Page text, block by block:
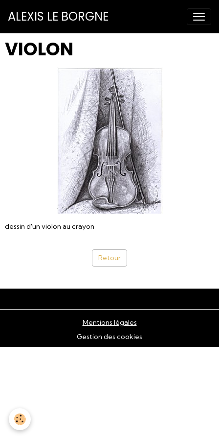
ALEXIS LE BORGNE
VIOLON
dessin d'un violon au crayon
Retour
Mentions légales
Gestion des cookies